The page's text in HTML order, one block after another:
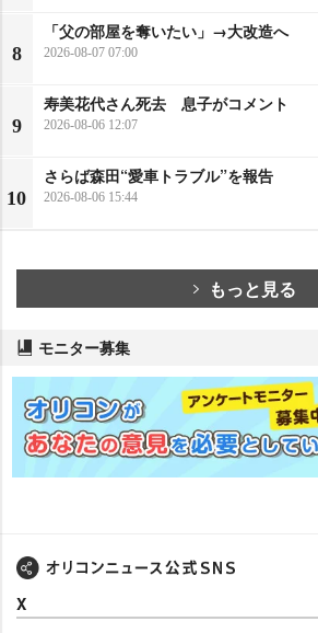
8
「父の部屋を奪いたい」→大改造へ
2026-08-07 07:00
9
寿美花代さん死去 息子がコメント
2026-08-06 12:07
10
さらば森田“愛車トラブル”を報告
2026-08-06 15:44
もっと見る
モニター募集
X